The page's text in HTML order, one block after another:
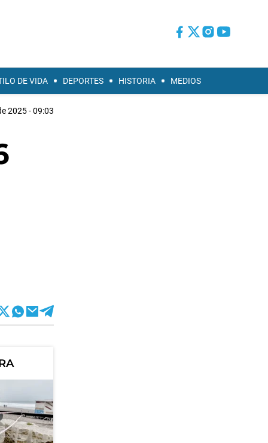
DE VIDA DEPORTES HISTORIA MEDIOS
2025 - 09:03